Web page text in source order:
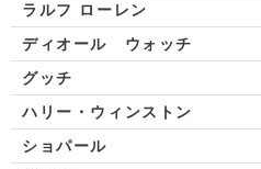
ラルフ ローレン
ディオール ウォッチ
グッチ
ハリー・ウィンストン
ショパール